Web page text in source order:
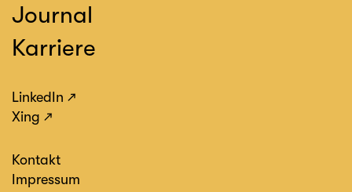
Journal
Karriere
LinkedIn
Xing
Kontakt
Impressum